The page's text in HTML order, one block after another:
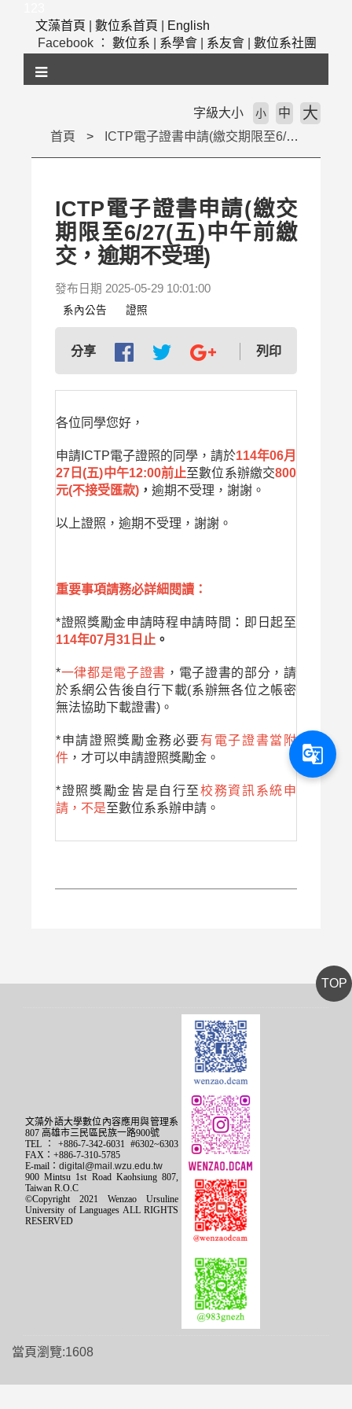
文藻首頁
數位系首頁
English
Facebook ： 數位系 系學會 系友會 數位系社團
首頁 ICTP電子證書申請(繳交期限至6/27(五)中午前繳交，逾期不受理)
字級大小 小 中 大
ICTP電子證書申請(繳交
期限至6/27(五)中午前繳
交，逾期不受理)
發布日期 2025-05-29 10:01:00
系內公告 證照
分享 列印
各位同學您好，
申請ICTP電子證照的同學，請於114年06月
27日(五)中午12:00前止至數位系辦繳交800
元(不接受匯款) ， 逾期不受理，謝謝。
以上證照，逾期不受理，謝謝。
重要事項請務必詳細閱讀：
*證照獎勵金申請時程申請時間：即日起至
114年07月31日止 。
*一律都是電子證書 ，電子證書的部分，請
於系網公告後自行下載(系辦無各位之帳密
無法協助下載證書)。
*申請證照獎勵金務必要有電子證書當附
件 ，才可以申請證照獎勵金。
*證照獎勵金皆是自行至校務資訊系統申
請，不是至數位系系辦申請。
文藻外語大學數位內容應用與管理系
807 高雄市三民區民族一路900號
TEL：+886-7-342-6031 #6302~6303
FAX：+886-7-310-5785
E-mail： digital@mail.wzu.edu.tw
900 Mintsu 1st Road Kaohsiung 807,
Taiwan R.O.C
©Copyright 2021 Wenzao Ursuline
University of Languages ALL RIGHTS
RESERVED
當頁瀏覽:1608
TOP
g_translate